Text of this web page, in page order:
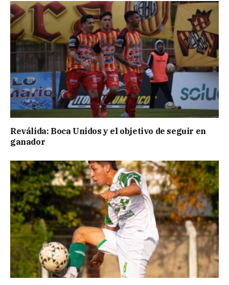
Reválida: Boca Unidos y el objetivo de seguir en
ganador